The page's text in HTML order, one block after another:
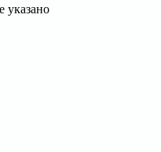
указано